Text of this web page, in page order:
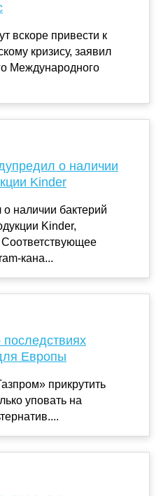
вскоре привести к
кризису, заявил
Международного
о наличии
Kinder
наличии бактерий
Kinder,
кана...
Европы
прикрутить
уповать на